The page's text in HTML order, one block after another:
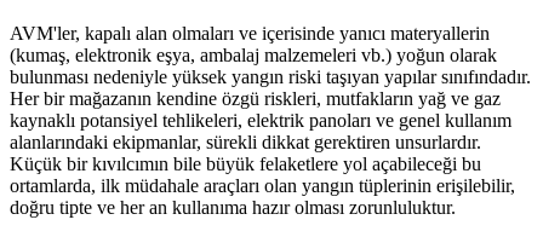
AVM'ler, kapalı alan olmaları ve içerisinde yanıcı materyallerin
(kumaş, elektronik eşya, ambalaj malzemeleri vb.) yoğun olarak
bulunması nedeniyle yüksek yangın riski taşıyan yapılar sınıfındadır.
Her bir mağazanın kendine özgü riskleri, mutfakların yağ ve gaz
kaynaklı potansiyel tehlikeleri, elektrik panoları ve genel kullanım
alanlarındaki ekipmanlar, sürekli dikkat gerektiren unsurlardır.
Küçük bir kıvılcımın bile büyük felaketlere yol açabileceği bu
ortamlarda, ilk müdahale araçları olan yangın tüplerinin erişilebilir,
doğru tipte ve her an kullanıma hazır olması zorunluluktur.